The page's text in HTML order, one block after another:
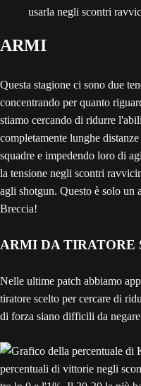
usarla negli scontri
ARMI
Questa stagione ci sono due
concentrando per quanto
stiamo cercando di ridurre
completamente lunghe
squadre e impedendo loro di
la tensione negli scontri
agli shotgun. Questo è solo un
Breccia!
ARMI DA TIRATORE
Nelle ultime patch abbiamo
tiratore scelto per cercare di
di forza siano difficili da